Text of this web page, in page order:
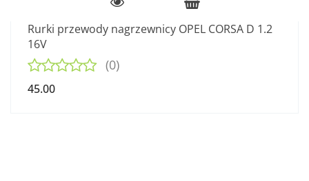
Rurki przewody nagrzewnicy OPEL CORSA D 1.2
16V
(0)
45.00